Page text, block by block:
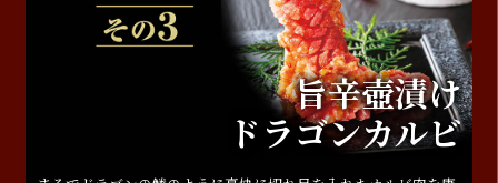
旨辛壺漬け
ドラゴンカルビ